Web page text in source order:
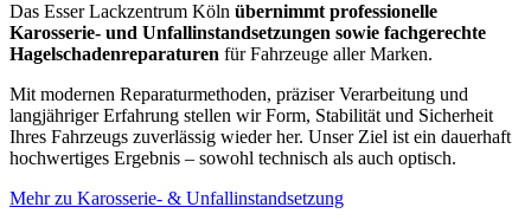
Das Esser Lackzentrum Köln übernimmt professionelle
Karosserie- und Unfallinstandsetzungen sowie fachgerechte
Hagelschadenreparaturen für Fahrzeuge aller Marken.
Mit modernen Reparaturmethoden, präziser Verarbeitung und
langjähriger Erfahrung stellen wir Form, Stabilität und Sicherheit
Ihres Fahrzeugs zuverlässig wieder her. Unser Ziel ist ein dauerhaft
hochwertiges Ergebnis – sowohl technisch als auch optisch.
Mehr zu Karosserie- & Unfallinstandsetzung